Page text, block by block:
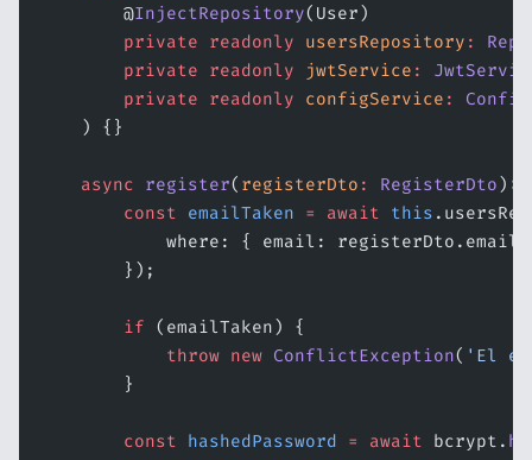
        @
InjectRepository(User)
        private
readonly usersRepository :
        private
readonly jwtService :
        private
readonly configService :
    ) {}
    async
register( registerDto : RegisterDto) :
        const
emailTaken = await this
where: { email: registerDto.email
        });
        if
(emailTaken) {
            throw
new ConflictException( 'El
        }
        const
hashedPassword = await bcrypt.